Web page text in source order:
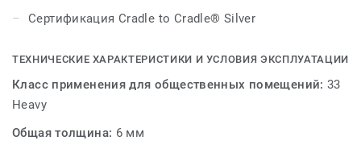
создают идеальный фон для стильного и
современного интерьера. DESSO AirMaster Atmos™
стандартной опоры для пола. Напольная опора
содержит не менее 75 % материалов, пригодных для
вторичной переработки, в соответствии с принципами
сертификации Cradle to Cradle®.
Сертификация Cradle to Cradle® Silver
ТЕХНИЧЕСКИЕ ХАРАКТЕРИСТИКИ И УСЛОВИЯ ЭКСПЛУАТАЦИИ
Класс применения для общественных помещений:33
Heavy
Общая толщина: 6 мм